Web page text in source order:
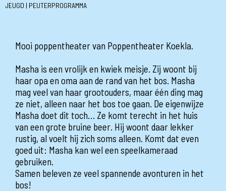
JEUGD | PEUTERPROGRAMMA
Mooi poppentheater van Poppentheater Koekla.
Masha is een vrolijk en kwiek meisje. Zij woont bij
haar opa en oma aan de rand van het bos. Masha
mag veel van haar grootouders, maar één ding mag
ze niet, alleen naar het bos toe gaan. De eigenwijze
Masha doet dit toch… Ze komt terecht in het huis
van een grote bruine beer. Hij woont daar lekker
rustig, al voelt hij zich soms alleen. Komt dat even
goed uit: Masha kan wel een speelkameraad
gebruiken.
Samen beleven ze veel spannende avonturen in het
bos!